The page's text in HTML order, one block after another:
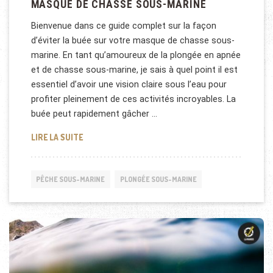
MASQUE DE CHASSE SOUS-MARINE
Bienvenue dans ce guide complet sur la façon
d’éviter la buée sur votre masque de chasse sous-
marine. En tant qu’amoureux de la plongée en apnée
et de chasse sous-marine, je sais à quel point il est
essentiel d’avoir une vision claire sous l’eau pour
profiter pleinement de ces activités incroyables. La
buée peut rapidement gâcher …
LIRE LA SUITECOMMENT ÉVITER LA BUÉE SUR VOTRE MASQUE
PÊCHE SOUS-MARINE PLONGÉE SOUS-MARINE